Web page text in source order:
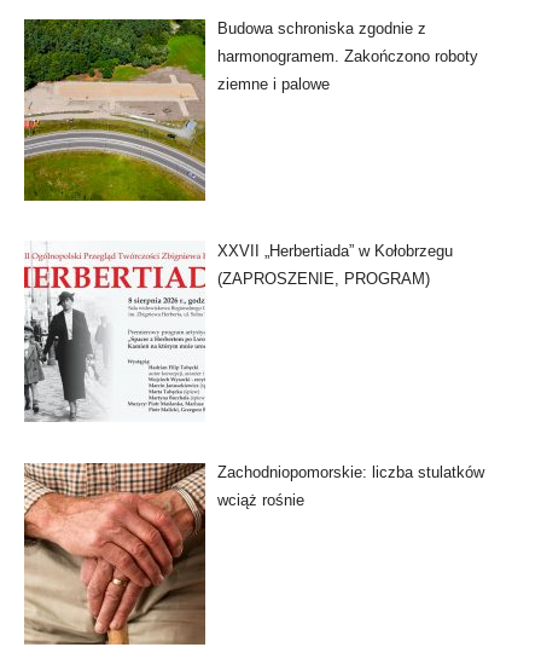
Budowa schroniska zgodnie z
harmonogramem. Zakończono roboty
ziemne i palowe
XXVII „Herbertiada” w Kołobrzegu
(ZAPROSZENIE, PROGRAM)
Zachodniopomorskie: liczba stulatków
wciąż rośnie